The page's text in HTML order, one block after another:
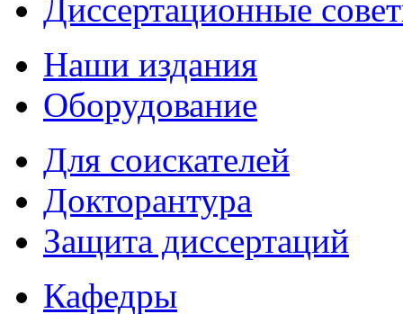
Диссертационные
Наши издания
Оборудование
Для соискателей
Докторантура
Защита диссертаций
Кафедры